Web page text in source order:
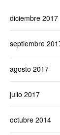
diciembre 2017
septiembre
agosto 2017
julio 2017
octubre 2014